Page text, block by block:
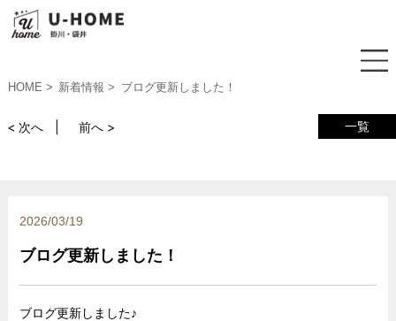
HOME 新着情報 ブログ更新しました！
一覧
< 次へ 前へ >
2026/03/19
ブログ更新しました！
ブログ更新しました♪